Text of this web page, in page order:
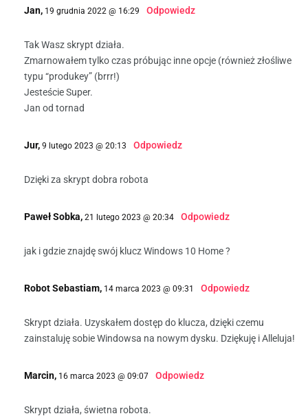
Jan, 19 grudnia 2022 @ 16:29 Odpowiedz
Tak Wasz skrypt działa.
Zmarnowałem tylko czas próbując inne opcje (również złośliwe
typu “produkey” (brrr!)
Jesteście Super.
Jan od tornad
Jur, 9 lutego 2023 @ 20:13 Odpowiedz
Dzięki za skrypt dobra robota
Paweł Sobka, 21 lutego 2023 @ 20:34 Odpowiedz
jak i gdzie znajdę swój klucz Windows 10 Home ?
Robot Sebastiam, 14 marca 2023 @ 09:31 Odpowiedz
Skrypt działa. Uzyskałem dostęp do klucza, dzięki czemu
zainstaluję sobie Windowsa na nowym dysku. Dziękuję i Alleluja!
Marcin, 16 marca 2023 @ 09:07 Odpowiedz
Skrypt działa, świetna robota.